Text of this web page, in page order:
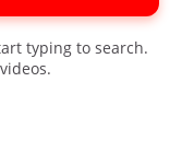
typing to search.